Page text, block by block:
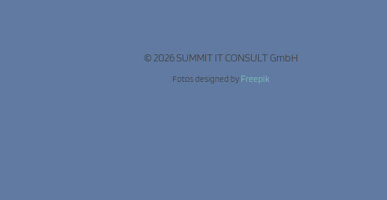
© 2026 SUMMIT IT CONSULT GmbH
Fotos designed by Freepik